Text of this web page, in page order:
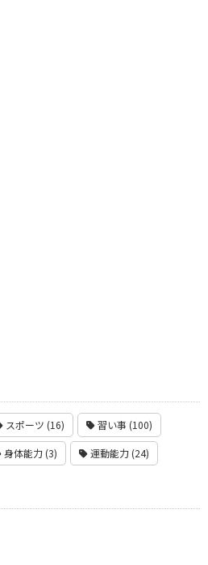
スポーツ (16) 習い事 (100)
身体能力 (3) 運動能力 (24)